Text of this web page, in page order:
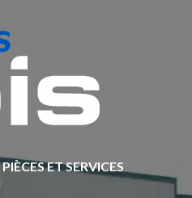
PIÈCES ET SERVICES